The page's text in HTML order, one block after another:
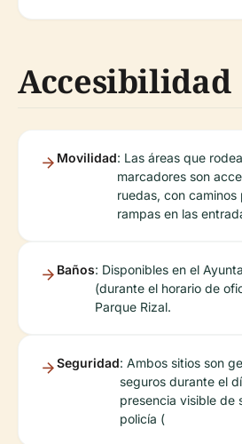
Accesibilidad
Movilidad: Las áreas que
marcadores son
ruedas, con
rampas en las
Baños: Disponibles en el
(durante el horario de
Parque Rizal.
Seguridad: Ambos sitios son
seguros durante el
presencia visible de
policía (